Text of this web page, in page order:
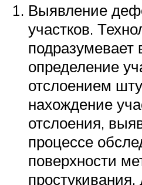
Выявление
участков.
подразумевает
определение
отслоением
нахождение
отслоения,
процессе
поверхности